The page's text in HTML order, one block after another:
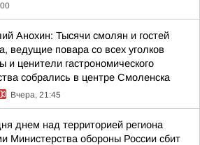
Анохин: Тысячи смолян и гостей
ведущие повара со всех уголков
и ценители гастрономического
собрались в центре Смоленска
Вчера, 21:45
днем над территорией региона
Министерства обороны России сбит